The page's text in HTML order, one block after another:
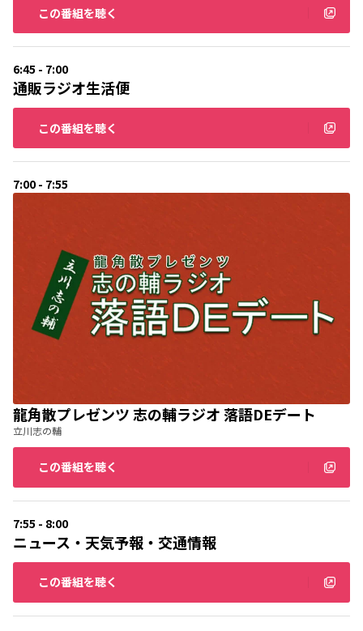
この番組を聴く
6:45 - 7:00
通販ラジオ生活便
この番組を聴く
7:00 - 7:55
龍角散プレゼンツ 志の輔ラジオ 落語DEデート
立川志の輔
この番組を聴く
7:55 - 8:00
ニュース・天気予報・交通情報
この番組を聴く